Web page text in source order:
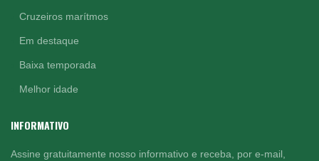
Cruzeiros marítmos
Em destaque
Baixa temporada
Melhor idade
INFORMATIVO
Assine gratuitamente nosso informativo e receba, por e-mail,